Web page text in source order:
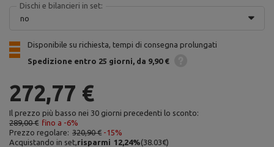
Dischi e bilancieri in set:
no
Disponibile su richiesta, tempi di consegna prolungati
Spedizione entro 25 giorni da 9,90 €
272,77 €
Il prezzo più basso nei 30 giorni precedenti lo sconto:
289,00 € fino a -6%
Prezzo regolare: 320,90 € -15%
Acquistando in set,risparmi 12,24%(38.03€)